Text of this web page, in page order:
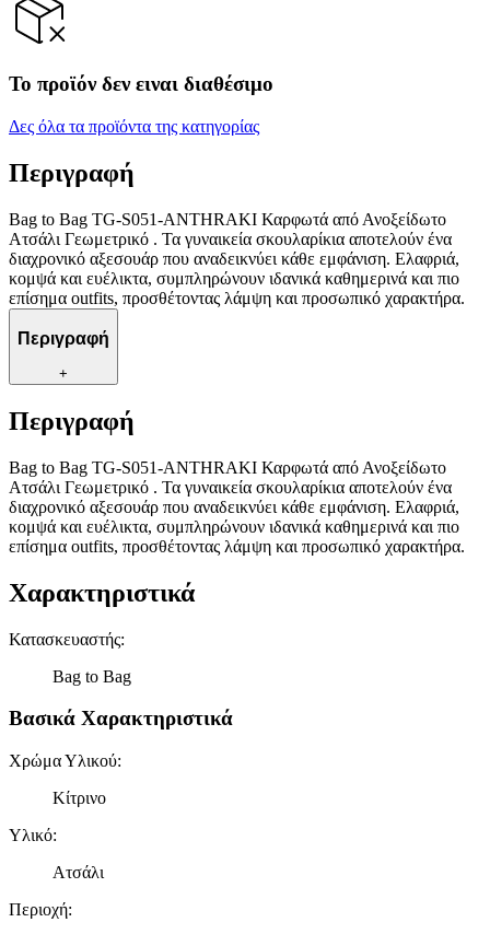
Το προϊόν δεν ειναι διαθέσιμο
Δες όλα τα προϊόντα της κατηγορίας
Περιγραφή
Bag to Bag TG-S051-ANTHRAKI Καρφωτά από Ανοξείδωτο
Ατσάλι Γεωμετρικό . Τα γυναικεία σκουλαρίκια αποτελούν ένα
διαχρονικό αξεσουάρ που αναδεικνύει κάθε εμφάνιση. Ελαφριά,
κομψά και ευέλικτα, συμπληρώνουν ιδανικά καθημερινά και πιο
επίσημα outfits, προσθέτοντας λάμψη και προσωπικό χαρακτήρα.
Περιγραφή
+
Περιγραφή
Bag to Bag TG-S051-ANTHRAKI Καρφωτά από Ανοξείδωτο
Ατσάλι Γεωμετρικό . Τα γυναικεία σκουλαρίκια αποτελούν ένα
διαχρονικό αξεσουάρ που αναδεικνύει κάθε εμφάνιση. Ελαφριά,
κομψά και ευέλικτα, συμπληρώνουν ιδανικά καθημερινά και πιο
επίσημα outfits, προσθέτοντας λάμψη και προσωπικό χαρακτήρα.
Χαρακτηριστικά
Κατασκευαστής:
Bag to Bag
Βασικά Χαρακτηριστικά
Χρώμα Υλικού:
Κίτρινο
Υλικό:
Ατσάλι
Περιοχή: